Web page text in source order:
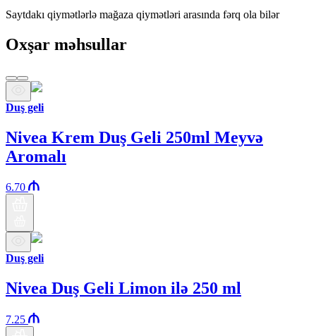
Saytdakı qiymətlərlə mağaza qiymətləri arasında fərq ola bilər
Oxşar məhsullar
Duş geli
Nivea Krem Duş Geli 250ml Meyvə
Aromalı
6.70
Duş geli
Nivea Duş Geli Limon ilə 250 ml
7.25